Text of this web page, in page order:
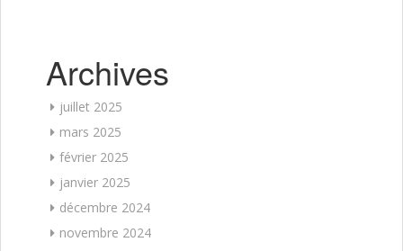
Archives
juillet 2025
mars 2025
février 2025
janvier 2025
décembre 2024
novembre 2024